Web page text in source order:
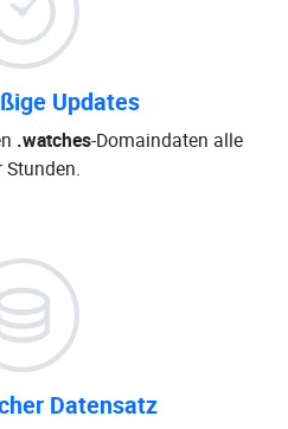
Updates
.watches-Domaindaten alle
Stunden.
Datensatz